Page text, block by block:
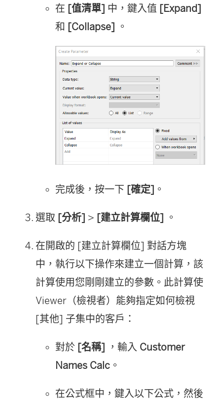
在 [值清單] 中，鍵入值 [Expand]
和 [Collapse] 。
完成後，按一下 [確定] 。
選取 [分析] > [建立計算欄位] 。
在開啟的 [建立計算欄位] 對話方塊
中，執行以下操作來建立一個計算，該
計算使用您剛剛建立的參數。此計算使
Viewer（檢視者）能夠指定如何檢視
[其他] 子集中的客戶：
對於 [名稱] ，輸入 Customer
Names Calc 。
在公式框中，鍵入以下公式，然後